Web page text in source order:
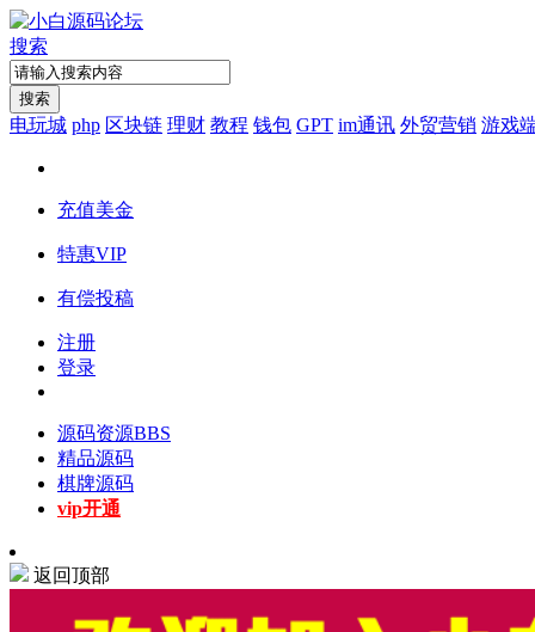
搜索
搜索
电玩城 php 区块链 理财 教程 钱包 GPT im通讯 外贸营销 游戏
充值美金
特惠VIP
有偿投稿
注册
登录
源码资源BBS
精品源码
棋牌源码
vip开通
返回顶部